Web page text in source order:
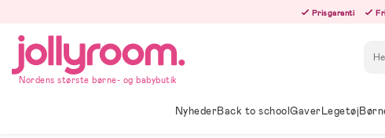
innehållet
Prisgaranti
Nordens største børne- og babybutik
NyhederBack to schoolGaverLegetøj